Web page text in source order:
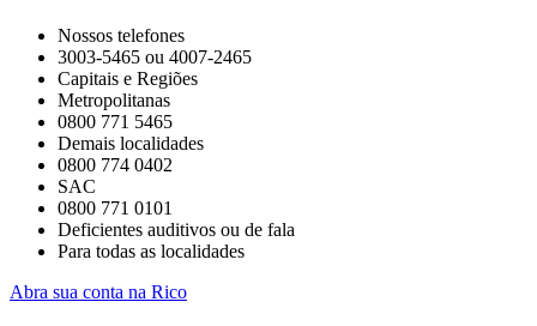
Nossos telefones
3003-5465 ou 4007-2465
Capitais e Regiões
Metropolitanas
0800 771 5465
Demais localidades
0800 774 0402
SAC
0800 771 0101
Deficientes auditivos ou de fala
Para todas as localidades
Abra sua conta na Rico